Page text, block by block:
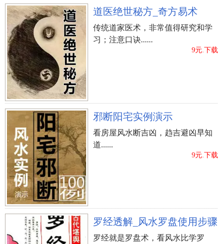
桶安装时不能和住宅朝向一致，不能正对着门和镜
子，最好是藏在卫生间里面。 装饰品 基本的装修都
讲完了，最后一步就是布置了。一般来说，摆放镜
子时不能正对着卫生间的门，并且卫生间墙壁上不
能悬挂抽象，大红色，或者是带有鬼怪骷髅的画
作，否则卫生间中的阴气会很容易产生不好的东西
的。再者，卫生间中可以摆放一些植物来净化空
气，但是藤蔓类和阳生植物万万要不得。 以上就是
小编的介绍，希望能够帮到你哦! 土巴兔在线免费为
大家提供“各家装修报价、1-4家本地装修公司、3套
装修设计方案”，还有装修避坑攻略！点击此链接：
【https://www.to8to.com/yezhu/zxbj-cszy.php?
to8to_from=seo_zhidao_m_jiare&wb】，就能免费领
取哦~
道医绝世秘方_奇方易术
传统道家医术，非常值得研究和学
习；注意口诀......
9元.下载
邪断阳宅实例演示
看房屋风水断吉凶，趋吉避凶早知
道......
9元.下载
罗经透解_风水罗盘使用步骤
罗经就是罗盘术，看风水比学罗